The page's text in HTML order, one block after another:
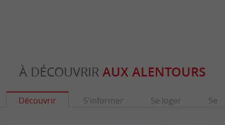
À DÉCOUVRIR AUX ALENTOURS
Découvrir S'informer Se loger Se